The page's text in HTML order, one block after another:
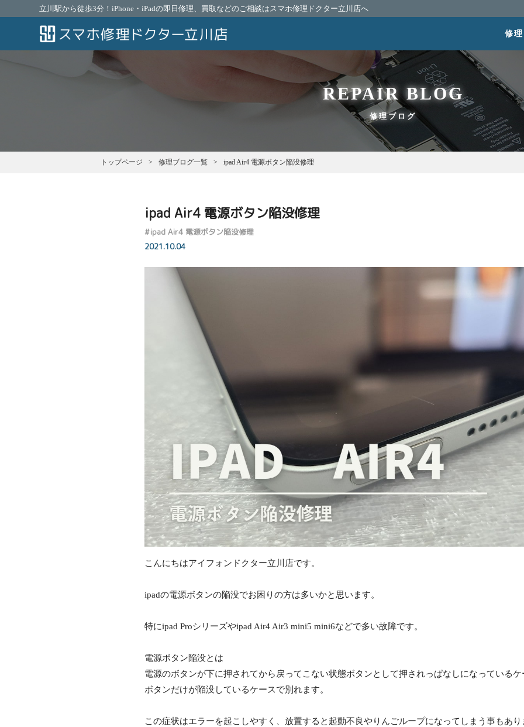
立川駅から徒歩3分！iPhone・iPadの即日修理、買取などのご相談はスマホ修理ドクター立川店へ
修
REPAIR BLOG
修理ブログ
トップページ 修理ブログ一覧 ipad Air4 電源ボタン陥没修理
ipad Air4 電源ボタン陥没修理
#ipad Air4 電源ボタン陥没修理
2021.10.04
こんにちはアイフォンドクター立川店です。
ipadの電源ボタンの陥没でお困りの方は多いかと思います。
特にipad Proシリーズやipad Air4 Air3 mini5 mini6などで多い故障です。
電源ボタン陥没とは
電源のボタンが下に押されてから戻ってこない状態ボタンとして押されっぱなしになっているケ
ボタンだけが陥没しているケースで別れます。
この症状はエラーを起こしやすく、放置すると起動不良やりんごループになってしまう事もあり